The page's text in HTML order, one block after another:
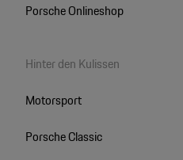
Porsche Onlineshop
Hinter den Kulissen
Motorsport
Porsche Classic